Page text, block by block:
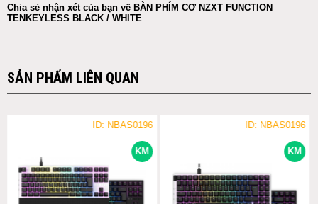
Chia sẻ nhận xét của bạn về BÀN PHÍM CƠ NZXT FUNCTION
TENKEYLESS BLACK / WHITE
SẢN PHẨM LIÊN QUAN
KM
ID: NBAS0196
KM
ID: NBAS0196